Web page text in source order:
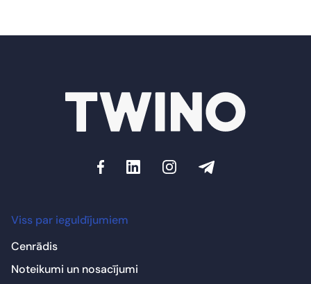
Viss par ieguldījumiem
Cenrādis
Noteikumi un nosacījumi